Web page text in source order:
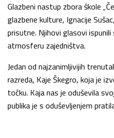
Glazbeni nastup zbora škole
glazbene kulture, Ignacije
prisutne. Njihovi glasovi
atmosferu zajedništva.
Jedan od najzanimljivijih
razreda, Kaje Škegro, koja je
točku. Kaja nas je oduševila
publika je s oduševljenjem